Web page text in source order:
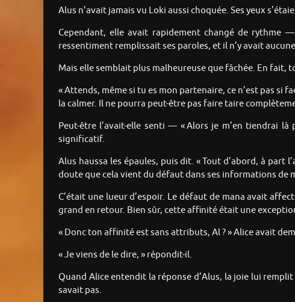
Alus n’avait jamais vu Loki aussi choquée. Ses yeux
Cependant, elle avait rapidement changé de rythme
ressentiment remplissait ses paroles, et il n’y avait
Mais elle semblait plus malheureuse que fâchée. En
« Attends, même si tu es mon partenaire, ce n’est pas si
la calmer. Il ne pourra peut-être pas faire taire
Peut-être l’avait-elle senti — « Alors je m’en tiendrai
significatif.
Alus haussa les épaules, puis dit. « Tout d’abord, à part
doute que cela vient du défaut dans ses informations de
C’était une lueur d’espoir. Le défaut de mana avait
grand en retour. Bien sûr, cette affinité était une
« Donc ton affinité est sans attributs, Al ? » Alice avait
« Je viens de le dire, » répondit-il.
Quand Alice entendit la réponse d’Alus, la joie lui
savait pas.